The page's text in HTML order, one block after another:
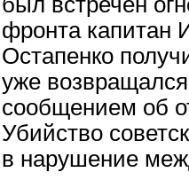
фронта капитан
Остапенко
уже
сообщением об
Убийство
в нарушение